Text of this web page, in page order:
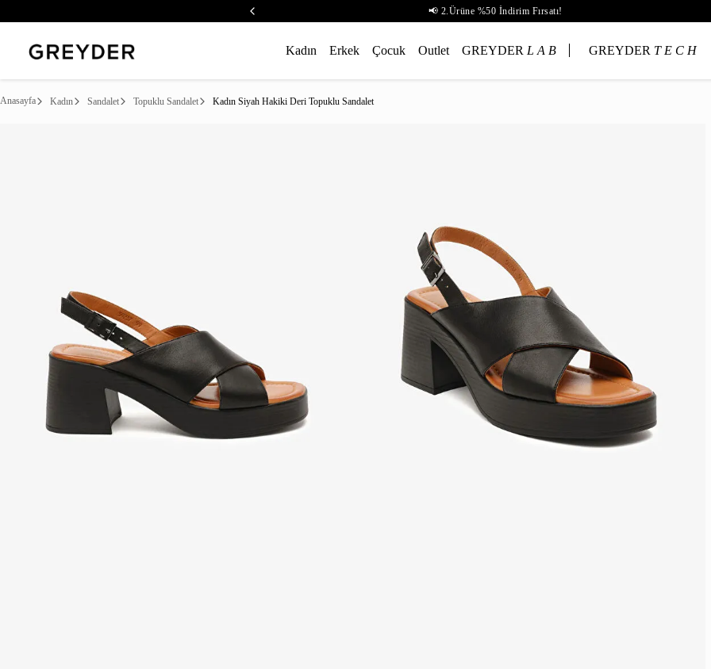
📢 2.Ürüne %50 İndirim Fırsatı!
Kadın Erkek Çocuk Outlet GREYDER L A B GREYDER T E C H
Anasayfa Kadın Sandalet Topuklu Sandalet Kadın Siyah Hakiki Deri Topuklu Sandalet